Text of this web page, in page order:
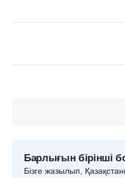
Барлығын бірінші
Бізге жазылып,